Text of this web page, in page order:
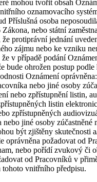
mohou tvořit obsah
oznamovacího
Příslušná osoba
nebo státní
protiprávní jednání
zájmu nebo ke vzniku
v případě podání
bude ohrožen postup
Oznámení oprávněna:
nebo jiné osoby
nebo zpřístupnění listin,
listin
zpřístupněných
jiné osoby
být zjištěny skutečnosti
oprávněna požadovat od
nebo pořídí zvukový
od Pracovníků v
tohoto vnitřního předpisu.